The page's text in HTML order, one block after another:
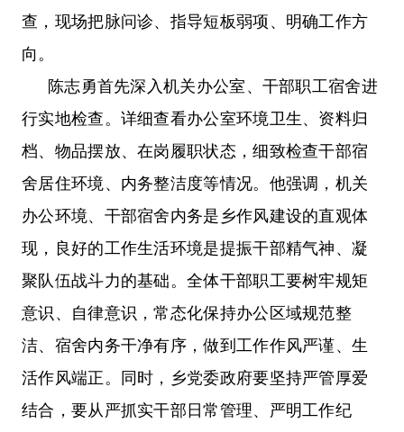
查，现场把脉问诊、指导短板弱项、明确工作方
向。
陈志勇首先深入机关办公室、干部职工宿舍进
行实地检查。详细查看办公室环境卫生、资料归
档、物品摆放、在岗履职状态，细致检查干部宿
舍居住环境、内务整洁度等情况。他强调，机关
办公环境、干部宿舍内务是乡作风建设的直观体
现，良好的工作生活环境是提振干部精气神、凝
聚队伍战斗力的基础。全体干部职工要树牢规矩
意识、自律意识，常态化保持办公区域规范整
洁、宿舍内务干净有序，做到工作作风严谨、生
活作风端正。同时，乡党委政府要坚持严管厚爱
结合，要从严抓实干部日常管理、严明工作纪